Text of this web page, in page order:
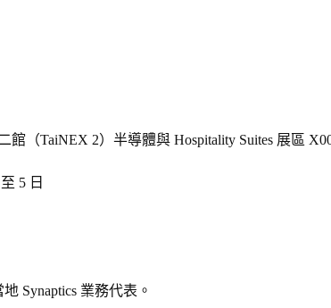
館（TaiNEX 2）半導體與 Hospitality Suites 展區
5 日
地 Synaptics 業務代表。